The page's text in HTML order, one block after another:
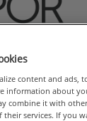
content and ads,
information about
combine it with
services. If you